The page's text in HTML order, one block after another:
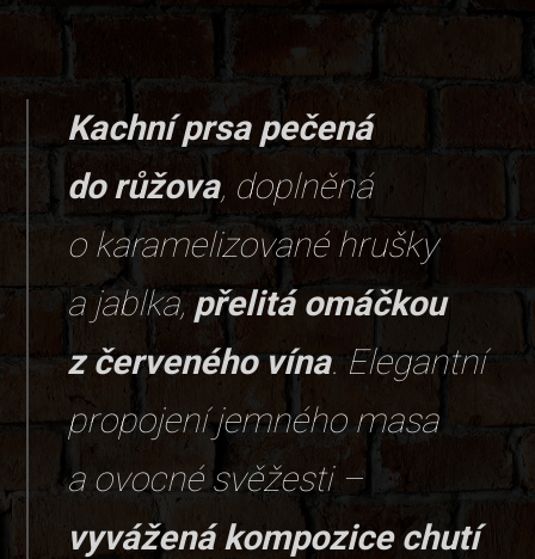
Kachní prsa pečená
do růžova, doplněná
o karamelizované hrušky
a jablka,přelitá omáčkou
z červeného vína. Elegantní
propojení jemného masa
a ovocné svěžesti –
vyvážená kompozice chutí